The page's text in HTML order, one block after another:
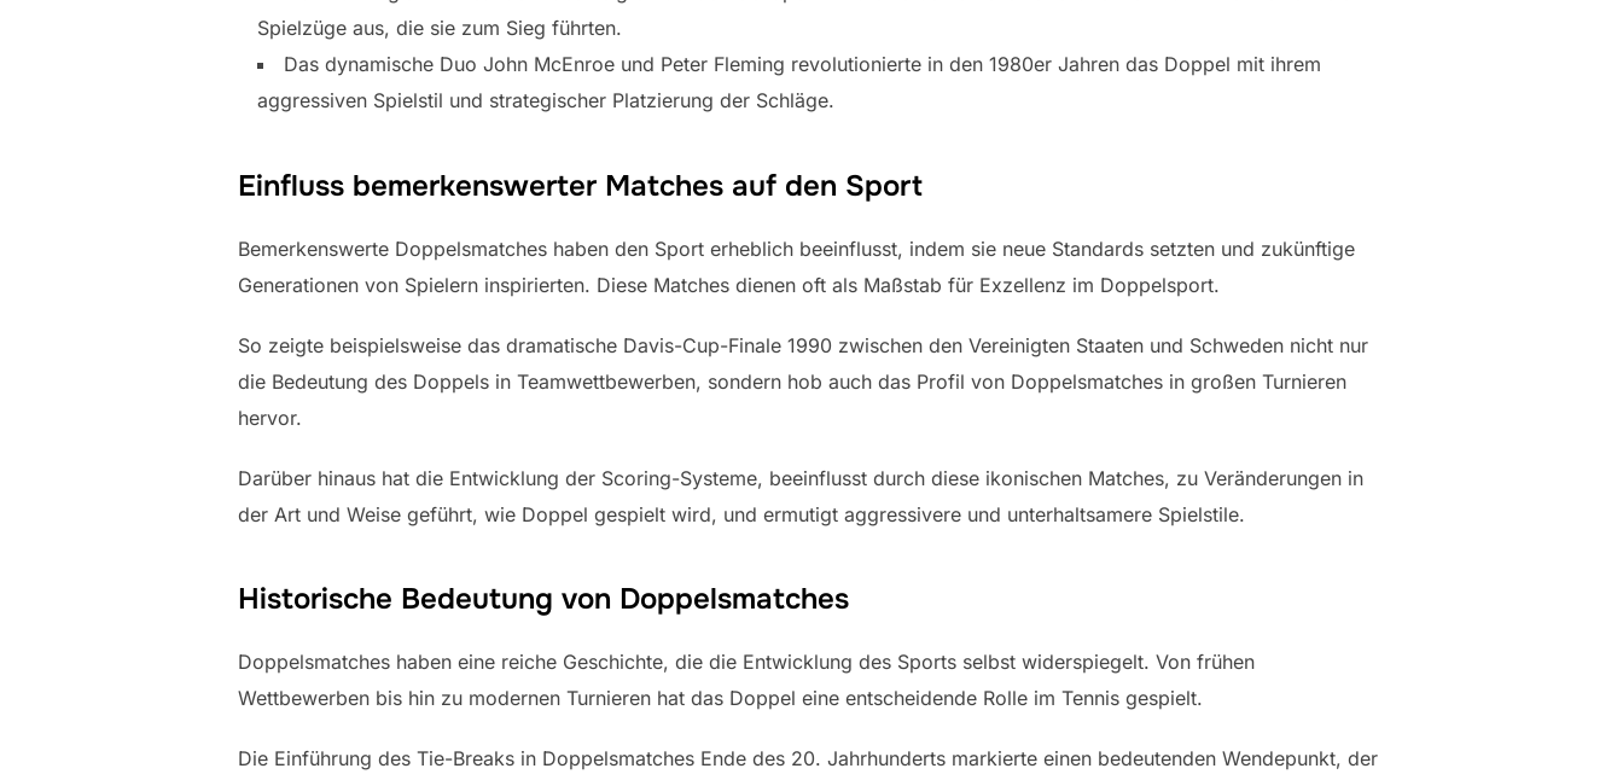
Spielzüge aus, die sie zum Sieg führten.
Das dynamische Duo John McEnroe und Peter Fleming revolutionierte in den 1980er Jahren das Doppel mit ihrem
aggressiven Spielstil und strategischer Platzierung der Schläge.
Einfluss bemerkenswerter Matches auf den Sport
Bemerkenswerte Doppelsmatches haben den Sport erheblich beeinflusst, indem sie neue Standards setzten und zukünftige
Generationen von Spielern inspirierten. Diese Matches dienen oft als Maßstab für Exzellenz im Doppelsport.
So zeigte beispielsweise das dramatische Davis-Cup-Finale 1990 zwischen den Vereinigten Staaten und Schweden nicht nur
die Bedeutung des Doppels in Teamwettbewerben, sondern hob auch das Profil von Doppelsmatches in großen Turnieren
hervor.
Darüber hinaus hat die Entwicklung der Scoring-Systeme, beeinflusst durch diese ikonischen Matches, zu Veränderungen in
der Art und Weise geführt, wie Doppel gespielt wird, und ermutigt aggressivere und unterhaltsamere Spielstile.
Historische Bedeutung von Doppelsmatches
Doppelsmatches haben eine reiche Geschichte, die die Entwicklung des Sports selbst widerspiegelt. Von frühen
Wettbewerben bis hin zu modernen Turnieren hat das Doppel eine entscheidende Rolle im Tennis gespielt.
Die Einführung des Tie-Breaks in Doppelsmatches Ende des 20. Jahrhunderts markierte einen bedeutenden Wendepunkt, der